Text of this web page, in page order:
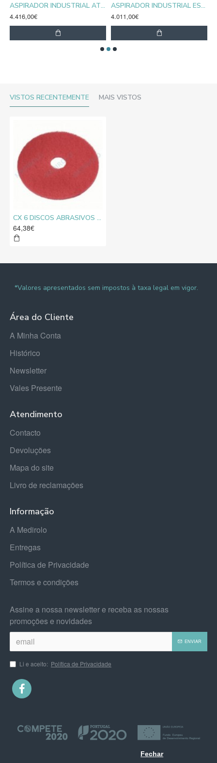
Fechar
ASPIRADOR INDUSTRIAL ATEX POWER INDUST AX 20 SP Z22
4.416,00€
ASPIRADOR INDUSTRIAL ESPECIAL AZ 35
4.011,00€
VISTOS RECENTEMENTE MAIS VISTOS
CX 6 DISCOS ABRASIVOS VERMELHOS PREMIUM 16
64,38€
*Valores apresentados sem impostos à taxa legal em vigor.
Área do Cliente
A Minha Conta
Histórico
Newsletter
Vales Presente
Atendimento
Contacto
Devoluções
Mapa do site
Livro de reclamações
Informação
A Medirolo
Entregas
Política de Privacidade
Termos e condições
Assine a nossa newsletter e receba as nossas
promoções e novidades
ENVIAR
Li e aceito: Política de Privacidade